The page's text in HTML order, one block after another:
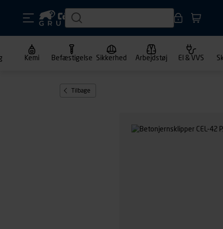
Kemi Befæstigelse Sikkerhed Arbejdstøj El & VVS
Tilbage